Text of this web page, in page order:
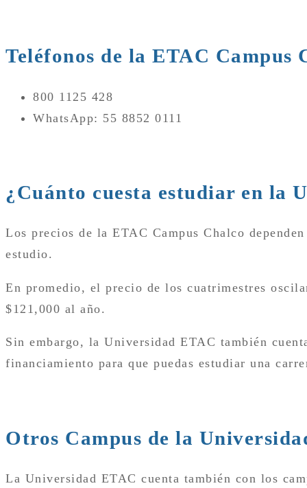
Teléfonos de la ETAC Campus
800 1125 428
WhatsApp: 55 8852 0111
¿Cuánto cuesta estudiar en la
Los precios de la ETAC Campus Chalco
estudio.
En promedio, el precio de los cuatrimestres
$121,000 al año.
Sin embargo, la Universidad ETAC también
financiamiento para que puedas estudiar una
Otros Campus de la
La Universidad ETAC cuenta también con los